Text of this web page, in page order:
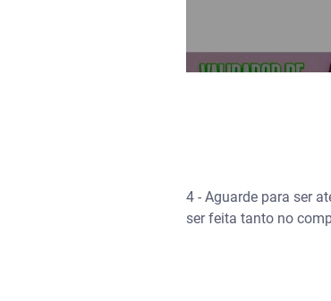
4 - Aguarde para ser
ser feita tanto no